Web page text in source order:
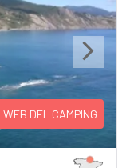
Next
DEL CAMPING